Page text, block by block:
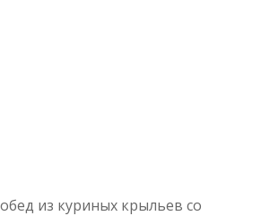
из куриных крыльев со